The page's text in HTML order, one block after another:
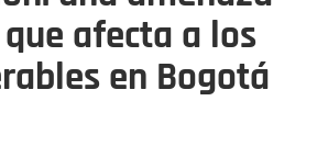
afecta a los
en Bogotá